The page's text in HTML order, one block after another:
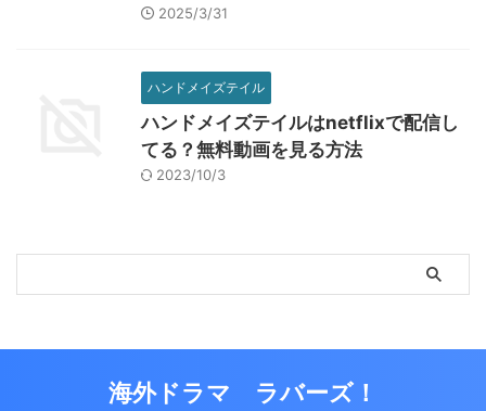
2025/3/31
ハンドメイズテイル
ハンドメイズテイルはnetflixで配信し
てる？無料動画を見る方法
2023/10/3
海外ドラマ ラバーズ！